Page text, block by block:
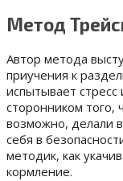
Метод
Автор метода
приучения к
испытывает стресс
сторонником того,
возможно, делали
себя в
методик, как
кормление.